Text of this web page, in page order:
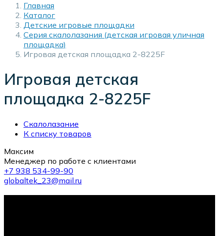
Главная
Каталог
Детские игровые площадки
Серия скалолазания (детская игровая уличная
площадка)
Игровая детская площадка 2-8225F
Игровая детская
площадка 2-8225F
Скалолазание
К списку товаров
Максим
Менеджер по работе с клиентами
+7 938 534-99-90
globaltek_23@mail.ru